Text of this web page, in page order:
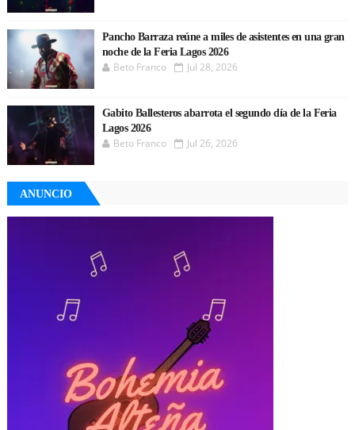
Pancho Barraza reúne a miles de asistentes en una gran
noche de la Feria Lagos 2026
Beto Franco Jul 28, 2026
Gabito Ballesteros abarrota el segundo día de la Feria
Lagos 2026
Beto Franco Jul 26, 2026
ANUNCIO